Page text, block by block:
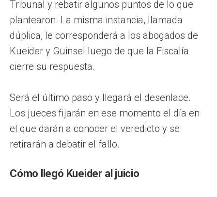
Tribunal y rebatir algunos puntos de lo que
plantearon. La misma instancia, llamada
dúplica, le corresponderá a los abogados de
Kueider y Guinsel luego de que la Fiscalía
cierre su respuesta.
Será el último paso y llegará el desenlace.
Los jueces fijarán en ese momento el día en
el que darán a conocer el veredicto y se
retirarán a debatir el fallo.
Cómo llegó Kueider al juicio